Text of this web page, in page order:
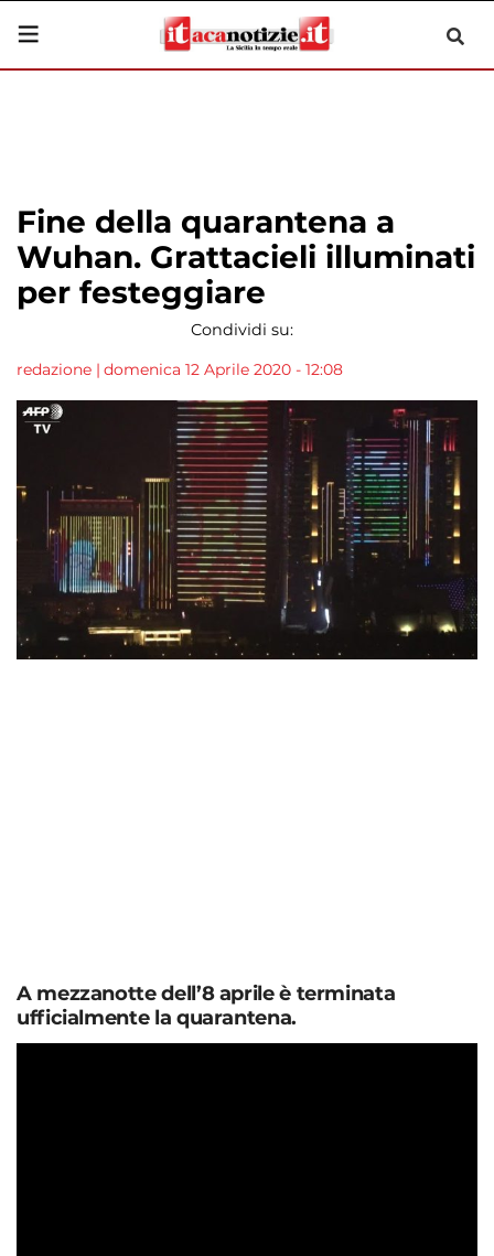
Fine della quarantena a
Wuhan. Grattacieli illuminati
per festeggiare
Condividi su:
redazione | domenica 12 Aprile 2020 - 12:08
A mezzanotte dell’8 aprile è terminata
ufficialmente la quarantena.